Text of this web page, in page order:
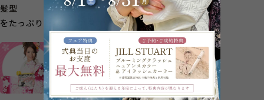
髪型
をたっぷり紹介しています♡